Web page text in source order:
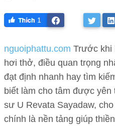
1
nguoiphattu.com Trước khi
hơi thở, điều quan trọng
đạt định nhanh hay tìm
biết làm cho tâm được
sư U Revata Sayadaw,
chính là nền tảng giúp